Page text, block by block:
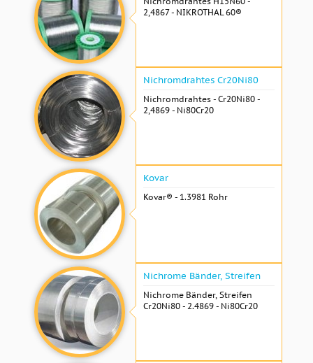
2,4867 - NIKROTHAL 60®
Nichromdrahtes Cr20Ni80
Nichromdrahtes - Cr20Ni80 -
2,4869 - Ni80Cr20
Kovar
Kovar® - 1.3981 Rohr
Nichrome Bänder, Streifen
Nichrome Bänder, Streifen
Cr20Ni80 - 2.4869 - Ni80Cr20